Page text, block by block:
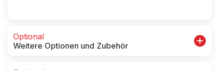
Optional
Weitere Optionen und Zubehör